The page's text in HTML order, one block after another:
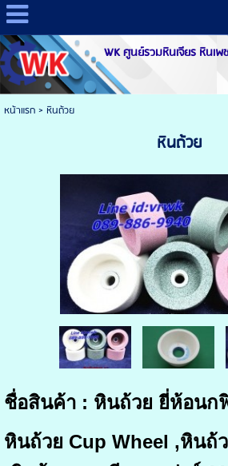
WK ศูนย์รวมหินเจียร หินเพ
หน้าแรก> หินถ้วย
หินถ้วย
ชื่อสินค้า : หินถ้วย ยี่ห้อนก
หินถ้วย Cup Wheel ,หินถ้